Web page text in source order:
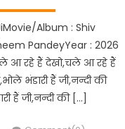
Album : Shiv
PandeyYear : 2026
आ रहे हैं देखो,चले आ रहे हैं
भंडारी हैं जी,नन्दी की
हैं जी,नन्दी की […]